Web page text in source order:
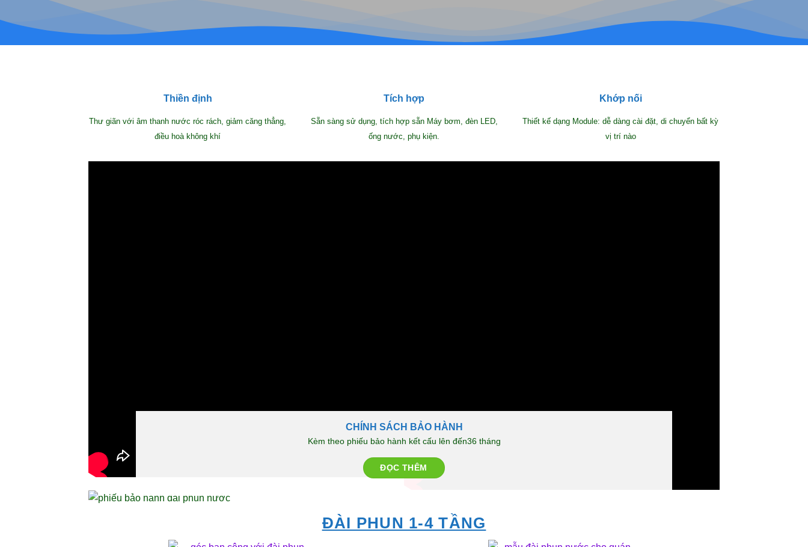
Thiền định
Thư giãn với âm thanh nước róc rách, giảm căng thẳng,
điều hoà không khí
Tích hợp
Sẵn sàng sử dụng, tích hợp sẵn Máy bơm, đèn LED,
ống nước, phụ kiện.
Khớp nối
Thiết kế dạng Module: dễ dàng cài đặt, di chuyển bất kỳ
vị trí nào
CHÍNH SÁCH BẢO HÀNH
Kèm theo phiếu bảo hành kết cấu lên đến36 tháng
ĐỌC THÊM
ĐÀI PHUN 1-4 TẦNG